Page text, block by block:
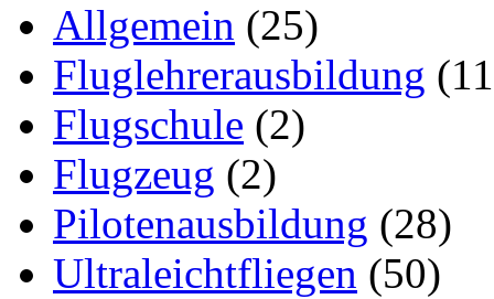
Allgemein (25)
Fluglehrerausbildung
Flugschule (2)
Flugzeug (2)
Pilotenausbildung (28)
Ultraleichtfliegen (50)